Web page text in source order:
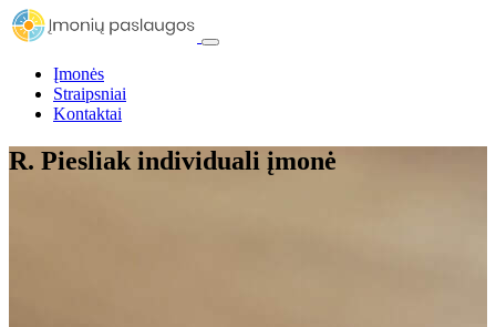
Įmonės
Straipsniai
Kontaktai
R. Piesliak individuali įmonė